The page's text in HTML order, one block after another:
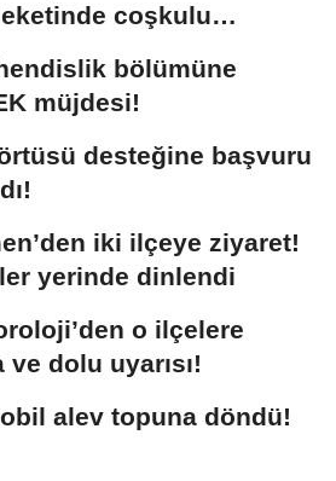
coşkulu
bölümüne
müjdesi!
desteğine başvuru
iki ilçeye ziyaret!
yerinde dinlendi
o ilçelere
ve dolu uyarısı!
alev topuna döndü!